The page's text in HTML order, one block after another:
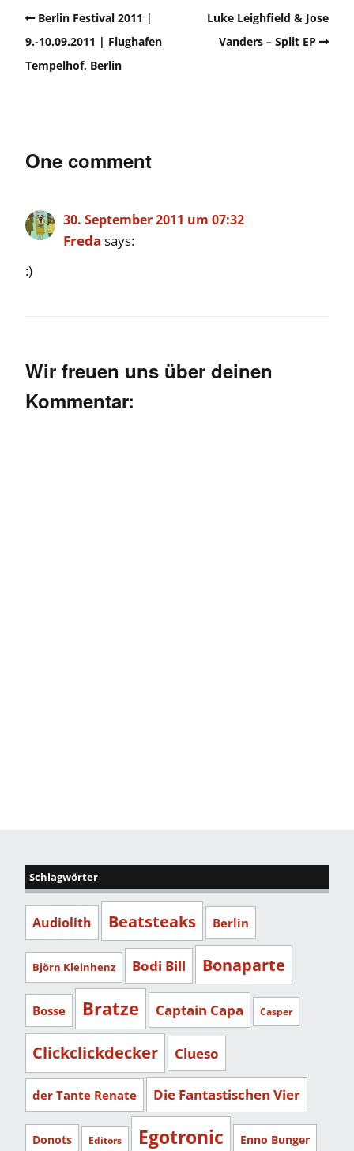
Berlin Festival 2011 |
9.-10.09.2011 | Flughafen
Tempelhof, Berlin
Luke Leighfield & Jose
Vanders – Split EP
One comment
30. September 2011 um 07:32
Freda says:
:)
Wir freuen uns über deinen
Kommentar:
Schlagwörter
Audiolith Beatsteaks Berlin
Björn Kleinhenz Bodi Bill Bonaparte
Bosse Bratze Captain Capa Casper
Clickclickdecker Clueso
der Tante Renate Die Fantastischen Vier
Donots Editors Egotronic Enno Bunger